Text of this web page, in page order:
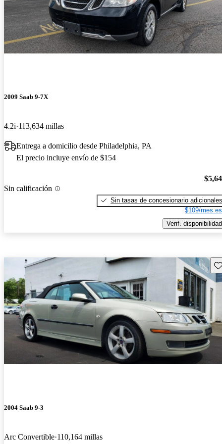
2009 Saab 9-7X
4.2i 113,634 millas
Entrega a domicilio desde Philadelphia, PA
El precio incluye envío de $154
Sin calificación
Sin tasas de concesionario adicionales
$109/mes
Verif. disponibilidad
2004 Saab 9-3
Arc Convertible 110,164 millas